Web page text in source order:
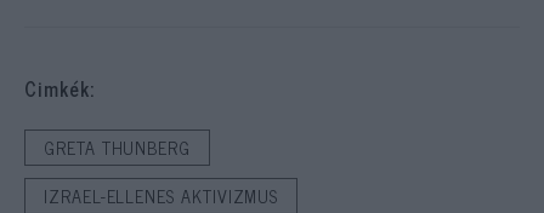
Cimkék:
GRETA THUNBERG
IZRAEL-ELLENES AKTIVIZMUS